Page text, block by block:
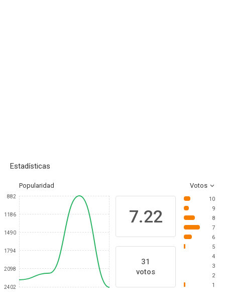
Estadísticas
Popularidad Votos
882
1186
1490
1794
2098
2402
7.22
31
votos
10
9
8
7
6
5
4
3
2
1